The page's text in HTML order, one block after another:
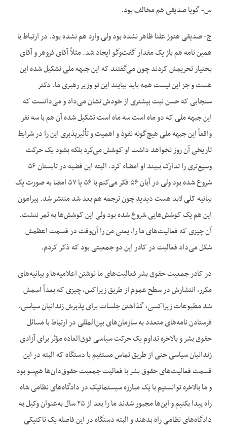
س- گویا صدیقی هم مخالف بود.
ج- صدیقی هنوز علنا ظاهر نشده بود ولی وارد هم نشده بود. در ارتباط با
همین نامه هم باز یک مقدار گفت‌وگو ایجاد شد. مثلاً آقای فروهر و آقای
بختیار تحریمش کردند چون می‌گفتند که این جبهه ملی تشکیل شده این
هست و جز این نیست همه باید بیایند این تو وزیر رهبری ما. دکتر
سنجابی که حسن نیت بیشتری از خودش نشان می‌داد و می‌دانست که
این جبهه ملی که دو ماه است سه ماه است تشکیل شده آن هم با سه نفر
واقعاً این جبهه ملی هیچ‌گونه نفوذ و اهمیت و تأثیرپذیری این را در شرایط
تاریخی آن روز نخواهد داشت او کوشش می‌کرد بلکه بشود یک حرکت
وسیع‌تری را تدارک ببیند او امضاء کرد. البته این قضیه در تابستان ۵۶
شروع شده بود ولی در آبان ۵۶ فکر می‌کنم با ۵۶ یا ۵۷ امضا به صورت یک
بیانیه کلی لابد هست دیدید چون ترجمه هم بعد شد منتشر شد. پیرامون
این هم یک کوشش‌هایی شروع شده بود ولی این کوشش‌ها به ثمر ننشت.
آن چیزی که فعالیت‌های ما را، یعنی من را آن‌وقت در قسمت اعظمش
شکل می‌داد فعالیت در کادر این دو جمعیتی بود که ذکر کردم.
در کادر جمعیت حقوق بشر فعالیت‌های ما نوشتن اعلامیه‌ها و بیانیه‌های
مکرر، انتشارش در سطح عموم از طریق زیراکس، چیزی که بعداً اسمش
شد مطبوعات زیراکسی، گذاشتن جلسات برای پذیرش زندانیان سیاسی،
فرستادن نامه‌های متعدد به سازمان‌های بین‌المللی در ارتباط با مسائل
حقوق بشر و بالاخره تداوم یک حرکت سیاسی فوق‌العاده مؤثر برای آزادی
زندانیان سیاسی حتی از طریق تماس مستقیم با دستگاه که البته در این
قسمت فعالیت‌های حقوق بشر با فعالیت جمعیت حقوق‌دان‌ها هم‌سو بود
و ما بالاخره توانستیم با یک مبارزه سیستماتیک در دادگاه‌های نظامی شاه
راه پیدا بکنیم و این‌ها مجبور شدند ما را بعد از ۲۵ سال به‌عنوان وکیل به
دادگاه‌های نظامی راه بدهند و البته دستگاه در این فاصله یک تاکتیکی